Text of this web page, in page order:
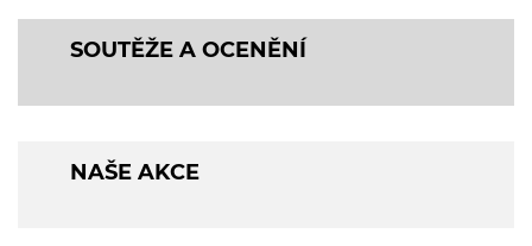
SOUTĚŽE A OCENĚNÍ
NAŠE AKCE